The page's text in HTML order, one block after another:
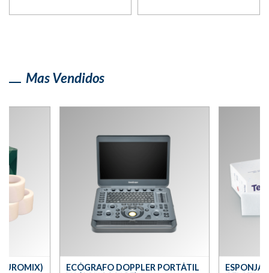
Mas Vendidos
ECÓGRAFO DOPPLER PORTÁTIL
ESPONJA